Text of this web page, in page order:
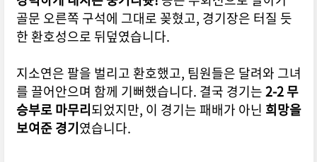
골문 오른쪽 구석에 그대로 꽂혔고, 경기장은 터질 듯
한 환호성으로 뒤덮였습니다.
지소연은 팔을 벌리고 환호했고, 팀원들은 달려와 그녀
를 끌어안으며 함께 기뻐했습니다. 결국 경기는2-2 무
승부로 마무리되었지만, 이 경기는 패배가 아닌 희망을
보여준 경기였습니다.